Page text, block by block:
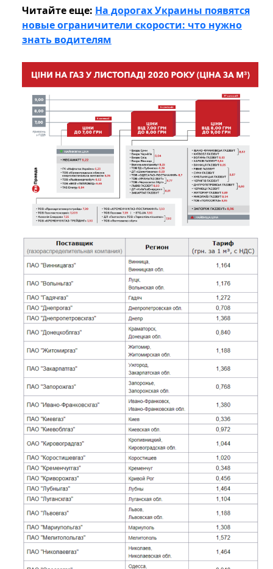
Читайте еще: На дорогах Украины появятся
новые ограничители скорости: что нужно
знать водителям